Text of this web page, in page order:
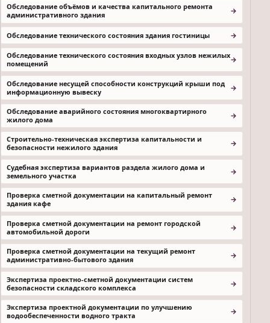
Обследование объёмов и качества капитального ремонта
административного здания
Обследование технического состояния здания гостиницы
Обследование технического состояния входных узлов нежилых
помещений
Обследование несущей способности конструкций крыши под
информационную вывеску
Обследование аварийного состояния многоквартирного
жилого дома
Строительно-техническая экспертиза капитальности и
безопасности нежилого здания
Судебная экспертиза вариантов раздела жилого дома и
земельного участка
Проверка сметной документации на капитальный ремонт
здания кафе
Проверка сметной документации на ремонт городской
автомобильной дороги
Проверка сметной документации на текущий ремонт
административно-бытового здания
Экспертиза проектно-сметной документации систем
безопасности складского комплекса
Экспертиза проектной документации по улучшению
водообеспеченности водного тракта